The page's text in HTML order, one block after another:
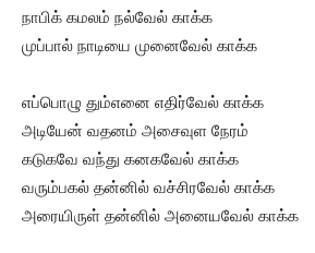
நாபிக் கமலம் நல்வேல் காக்க
முப்பால் நாடியை முனைவேல் காக்க
எப்பொழு தும்எனை எதிர்வேல் காக்க
அடியேன் வதனம் அசைவுள நேரம்
கடுகவே வந்து கனகவேல் காக்க
வரும்பகல் தன்னில் வச்சிரவேல் காக்க
அரையிருள் தன்னில் அனையவேல் காக்க